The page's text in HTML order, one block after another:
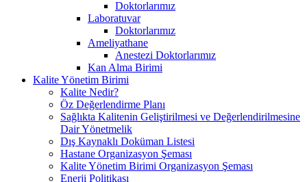
Doktorlarımız
Laboratuvar
Doktorlarımız
Ameliyathane
Anestezi Doktorlarımız
Kan Alma Birimi
Kalite Yönetim Birimi
Kalite Nedir?
Öz Değerlendirme Planı
Sağlıkta Kalitenin Geliştirilmesi ve Değerlendirilmesine
Dair Yönetmelik
Dış Kaynaklı Doküman Listesi
Hastane Organizasyon Şeması
Kalite Yönetim Birimi Organizasyon Şeması
Enerji Politikası